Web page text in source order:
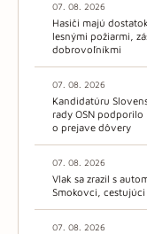
07. 08. 2026
Hasiči majú
lesnými požiarmi,
dobrovoľníkmi
07. 08. 2026
Kandidatúru
rady OSN
o prejave dôvery
07. 08. 2026
Vlak sa zrazil s
Smokovci, cestujúci
07. 08. 2026